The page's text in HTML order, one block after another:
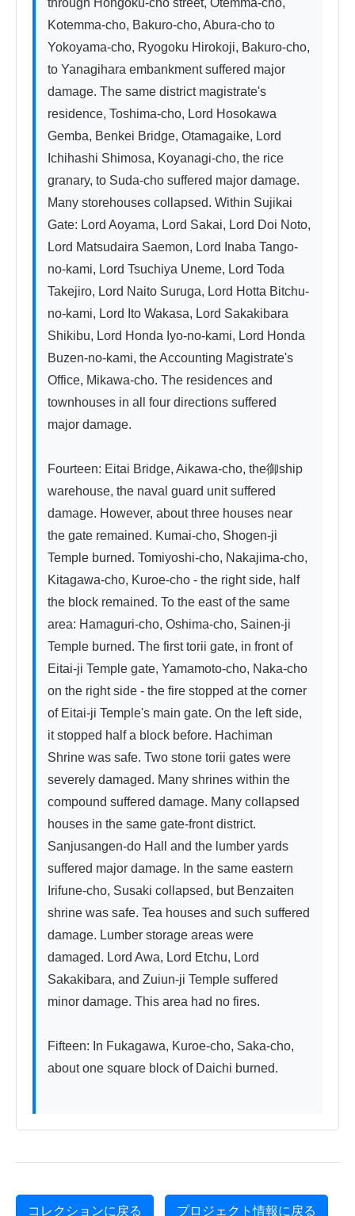
through Hongoku-cho street, Otemma-cho,
Kotemma-cho, Bakuro-cho, Abura-cho to
Yokoyama-cho, Ryogoku Hirokoji, Bakuro-cho,
to Yanagihara embankment suffered major
damage. The same district magistrate's
residence, Toshima-cho, Lord Hosokawa
Gemba, Benkei Bridge, Otamagaike, Lord
Ichihashi Shimosa, Koyanagi-cho, the rice
granary, to Suda-cho suffered major damage.
Many storehouses collapsed. Within Sujikai
Gate: Lord Aoyama, Lord Sakai, Lord Doi Noto,
Lord Matsudaira Saemon, Lord Inaba Tango-
no-kami, Lord Tsuchiya Uneme, Lord Toda
Takejiro, Lord Naito Suruga, Lord Hotta Bitchu-
no-kami, Lord Ito Wakasa, Lord Sakakibara
Shikibu, Lord Honda Iyo-no-kami, Lord Honda
Buzen-no-kami, the Accounting Magistrate's
Office, Mikawa-cho. The residences and
townhouses in all four directions suffered
major damage.
Fourteen: Eitai Bridge, Aikawa-cho, the御ship
warehouse, the naval guard unit suffered
damage. However, about three houses near
the gate remained. Kumai-cho, Shogen-ji
Temple burned. Tomiyoshi-cho, Nakajima-cho,
Kitagawa-cho, Kuroe-cho - the right side, half
the block remained. To the east of the same
area: Hamaguri-cho, Oshima-cho, Sainen-ji
Temple burned. The first torii gate, in front of
Eitai-ji Temple gate, Yamamoto-cho, Naka-cho
on the right side - the fire stopped at the corner
of Eitai-ji Temple's main gate. On the left side,
it stopped half a block before. Hachiman
Shrine was safe. Two stone torii gates were
severely damaged. Many shrines within the
compound suffered damage. Many collapsed
houses in the same gate-front district.
Sanjusangen-do Hall and the lumber yards
suffered major damage. In the same eastern
Irifune-cho, Susaki collapsed, but Benzaiten
shrine was safe. Tea houses and such suffered
damage. Lumber storage areas were
damaged. Lord Awa, Lord Etchu, Lord
Sakakibara, and Zuiun-ji Temple suffered
minor damage. This area had no fires.
Fifteen: In Fukagawa, Kuroe-cho, Saka-cho,
about one square block of Daichi burned.
コレクションに戻る プロジェクト情報に戻る